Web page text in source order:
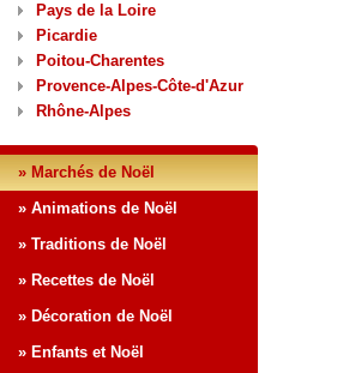
Pays de la Loire
Picardie
Poitou-Charentes
Provence-Alpes-Côte-d'Azur
Rhône-Alpes
» Marchés de Noël
» Animations de Noël
» Traditions de Noël
» Recettes de Noël
» Décoration de Noël
» Enfants et Noël